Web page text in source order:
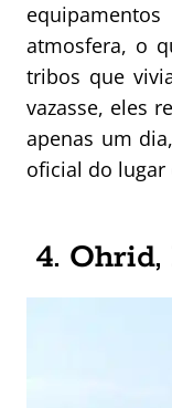
atmosfera, o
tribos que
vazasse, eles
apenas um
oficial do lugar
4.